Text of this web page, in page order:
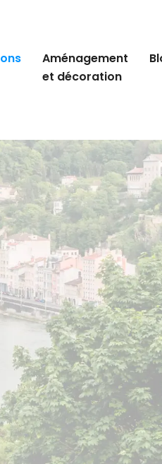
Aménagement
et décoration